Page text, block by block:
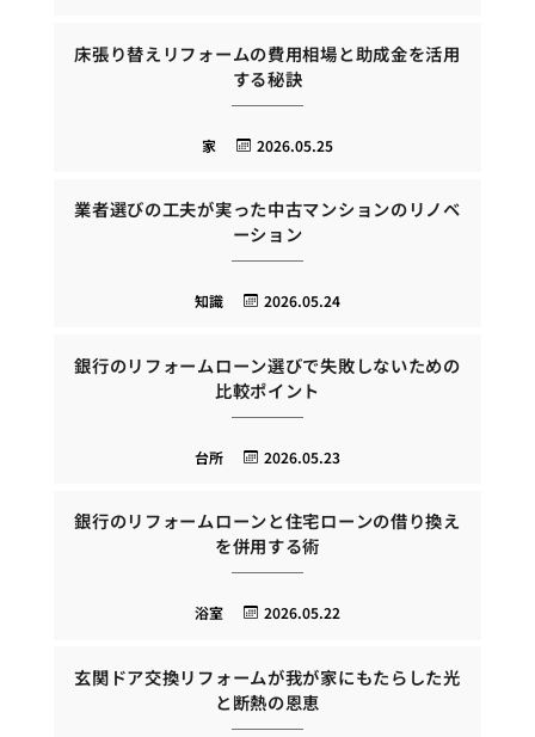
床張り替えリフォームの費用相場と助成金を活用
する秘訣
2026.05.25
家
業者選びの工夫が実った中古マンションのリノベ
ーション
2026.05.24
知識
銀行のリフォームローン選びで失敗しないための
比較ポイント
2026.05.23
台所
銀行のリフォームローンと住宅ローンの借り換え
を併用する術
2026.05.22
浴室
玄関ドア交換リフォームが我が家にもたらした光
と断熱の恩恵